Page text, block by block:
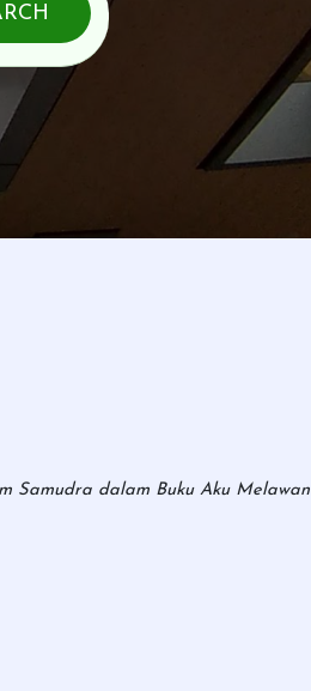
Samudra dalam Buku Aku Melawan